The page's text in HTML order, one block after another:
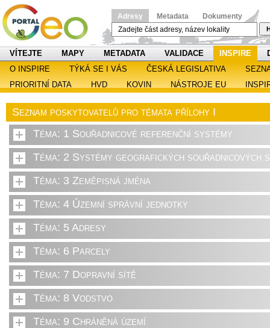
Adresy Metadata Dokumenty
VÍTEJTE MAPY METADATA VALIDACE INSPIRE
O INSPIRE
TÝKÁ SE I VÁS ČESKÁ LEGISLATIVA
PRIORITNÍ DATA
HVD KOVIN NÁSTROJE EU
Seznam poskytovatelů pro témata přílohy I
Téma: 1 Souřadnicové referenční systémy
Téma: 2 Systémy geografických souřadnicových
Téma: 3 Zeměpisná jména
Téma: 4 Územní správní jednotky
Téma: 5 Adresy
Téma: 6 Parcely
Téma: 7 Dopravní sítě
Téma: 8 Vodstvo
Téma: 9 Chráněná území